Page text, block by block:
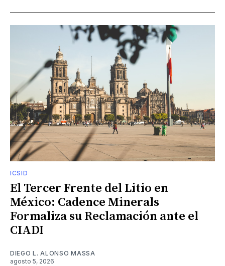
ICSID
El Tercer Frente del Litio en
México: Cadence Minerals
Formaliza su Reclamación ante el
CIADI
DIEGO L. ALONSO MASSA
agosto 5, 2026